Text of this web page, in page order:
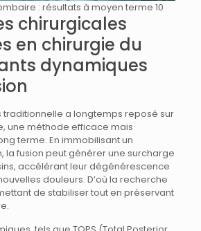
: résultats à moyen terme 10
chirurgicales
en chirurgie du
dynamiques
traditionnelle a longtemps reposé sur
une méthode efficace mais
terme. En immobilisant un
la fusion peut générer une surcharge
accélérant leur dégénérescence
douleurs. D’où la recherche
de stabiliser tout en préservant